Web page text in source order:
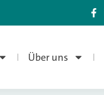
Über uns